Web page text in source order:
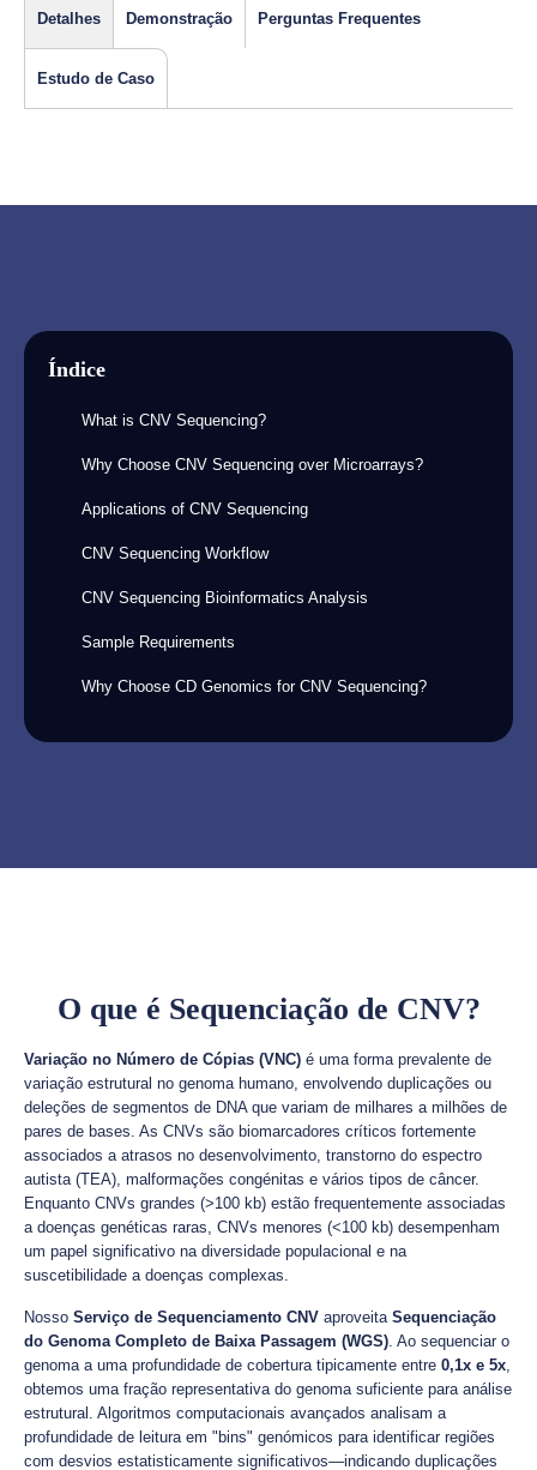
Detalhes Demonstração Perguntas Frequentes
Estudo de Caso
Índice
What is CNV Sequencing?
Why Choose CNV Sequencing over Microarrays?
Applications of CNV Sequencing
CNV Sequencing Workflow
CNV Sequencing Bioinformatics Analysis
Sample Requirements
Why Choose CD Genomics for CNV Sequencing?
O que é Sequenciação de CNV?
Variação no Número de Cópias (VNC) é uma forma prevalente de
variação estrutural no genoma humano, envolvendo duplicações ou
deleções de segmentos de DNA que variam de milhares a milhões de
pares de bases. As CNVs são biomarcadores críticos fortemente
associados a atrasos no desenvolvimento, transtorno do espectro
autista (TEA), malformações congénitas e vários tipos de câncer.
Enquanto CNVs grandes (>100 kb) estão frequentemente associadas
a doenças genéticas raras, CNVs menores (<100 kb) desempenham
um papel significativo na diversidade populacional e na
suscetibilidade a doenças complexas.
Nosso Serviço de Sequenciamento CNV aproveita Sequenciação
do Genoma Completo de Baixa Passagem (WGS). Ao sequenciar o
genoma a uma profundidade de cobertura tipicamente entre 0,1x e 5x,
obtemos uma fração representativa do genoma suficiente para análise
estrutural. Algoritmos computacionais avançados analisam a
profundidade de leitura em "bins" genómicos para identificar regiões
com desvios estatisticamente significativos—indicando duplicações